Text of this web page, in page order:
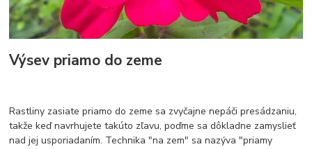
Výsev priamo do zeme
Rastliny zasiate priamo do zeme sa zvyčajne nepáči presádzaniu,
takže keď navrhujete takúto zľavu, poďme sa dôkladne zamyslieť
nad jej usporiadaním. Technika "na zem" sa nazýva "priamy